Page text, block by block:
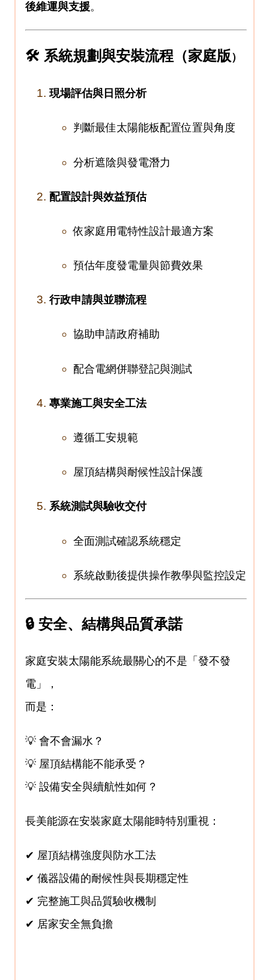
後維運與支援。
🛠 系統規劃與安裝流程（家庭版）
現場評估與日照分析
判斷最佳太陽能板配置位置與角度
分析遮陰與發電潛力
配置設計與效益預估
依家庭用電特性設計最適方案
預估年度發電量與節費效果
行政申請與並聯流程
協助申請政府補助
配合電網併聯登記與測試
專業施工與安全工法
遵循工安規範
屋頂結構與耐候性設計保護
系統測試與驗收交付
全面測試確認系統穩定
系統啟動後提供操作教學與監控設定
🔒 安全、結構與品質承諾
家庭安裝太陽能系統最關心的不是「發不發
電」，
而是：
💡 會不會漏水？
💡 屋頂結構能不能承受？
💡 設備安全與續航性如何？
長美能源在安裝家庭太陽能時特別重視：
✔ 屋頂結構強度與防水工法
✔ 儀器設備的耐候性與長期穩定性
✔ 完整施工與品質驗收機制
✔ 居家安全無負擔